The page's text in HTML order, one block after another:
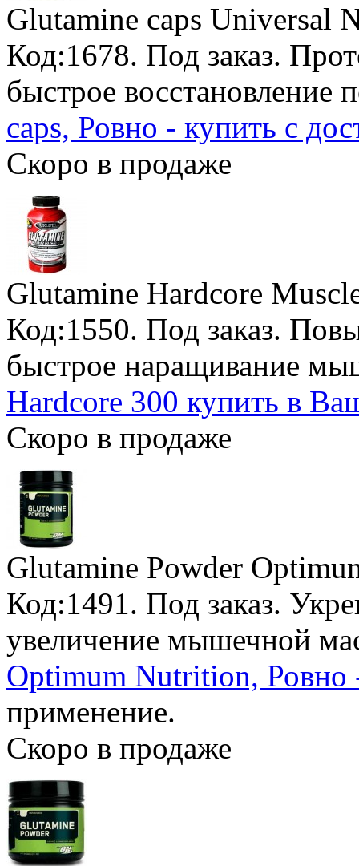
Glutamine caps Universal
Код:1678. Под заказ.
быстрое восстановление
caps, Ровно - купить с
Скоро в продаже
Glutamine Hardcore
Код:1550. Под заказ.
быстрое наращивание
Hardcore 300 купить в
Скоро в продаже
Glutamine Powder
Код:1491. Под заказ.
увеличение мышечной
Optimum Nutrition, Ровно
применение.
Скоро в продаже